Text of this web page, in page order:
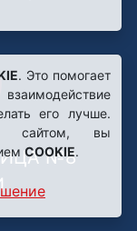
№8
. Это помогает
его лучше.
сайтом, вы
COOKIE.